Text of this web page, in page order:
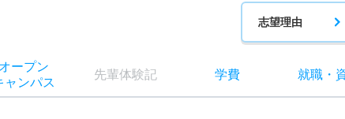
志望理由
オープン
ャンパス
先輩体験記 学費 就職・